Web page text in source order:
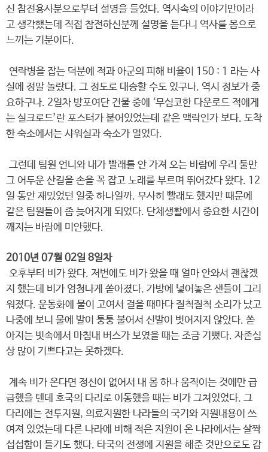
신 참전용사분으로부터 설명을 들었다. 역사속의 이야기만이라
고 생각했는데 직접 참전하신분께 설명을 듣다니 역사를 몸으로
느끼는 기분이다.
연락병을 잡는 덕분에 적과 아군의 피해 비율이 150 : 1 라는 사
실에 정말 놀랐다. 그 정도로 대승할 수도 있구나. 역시 정보가 중
요하구나. 2일차 방포여단 건물 중에 ‘무심코한 다운로드 적에게
는 실크로드’란 포스터가 붙어있었는데 같은 맥락인가 보다. 도착
한 숙소에서는 샤워실과 숙소가 멀었다.
그런데 팀원 언니와 내가 빨래를 안 가져 오는 바람에 우리 둘만
그 어두운 산길을 손을 꼭 잡고 노래를 부르며 뛰어갔다 왔다. 12
일 동안 재밌었던 일중 하나일까. 무사히 빨래도 했지만 때문에
같은 팀원들이 좀 늦어지게 되었다. 단체생활에서 중요한 시간이
깨지는 바람에 미안했다.
2010년 07월 02일 8일차
오후부터 비가 왔다. 저번에도 비가 왔을 때 얼마 안와서 괜찮겠
지 했는데 비가 엄청나게 쏟아졌다. 가방에 넣어놓은 샌들이 그리
워졌다. 운동화에 물이 고여서 걸을 때마다 질척질척 소리가 났고
나중에 보니 물에 발이 퉁퉁 불어서 신발이 벗어지지 않았다. 쏟
아지는 빗속에서 마침내 버스가 보였을 때는 조금 기뻤다. 자존심
상 많이 기쁘다고는 못하겠다.
계속 비가 온다면 정신이 없어서 내 몸 하나 움직이는 것에만 급
급했을 텐데 호국의 다리로 이동했을 때는 비가 그쳐있었다. 그
다리에는 전투지원, 의료지원한 나라들의 국기와 지원내용이 쓰
여져 있었는데 다른 나라에 비해 적은 지원이 온 나라에서는 살짝
섭섭함이 들기도 했다. 타국의 전쟁에 지원을 해준 것만으로도 감